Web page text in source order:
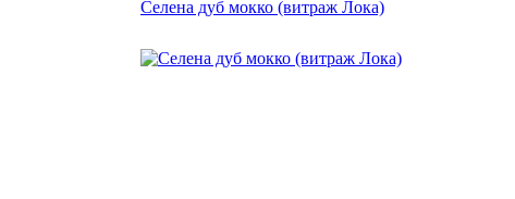
Селена дуб мокко (витраж Лока)